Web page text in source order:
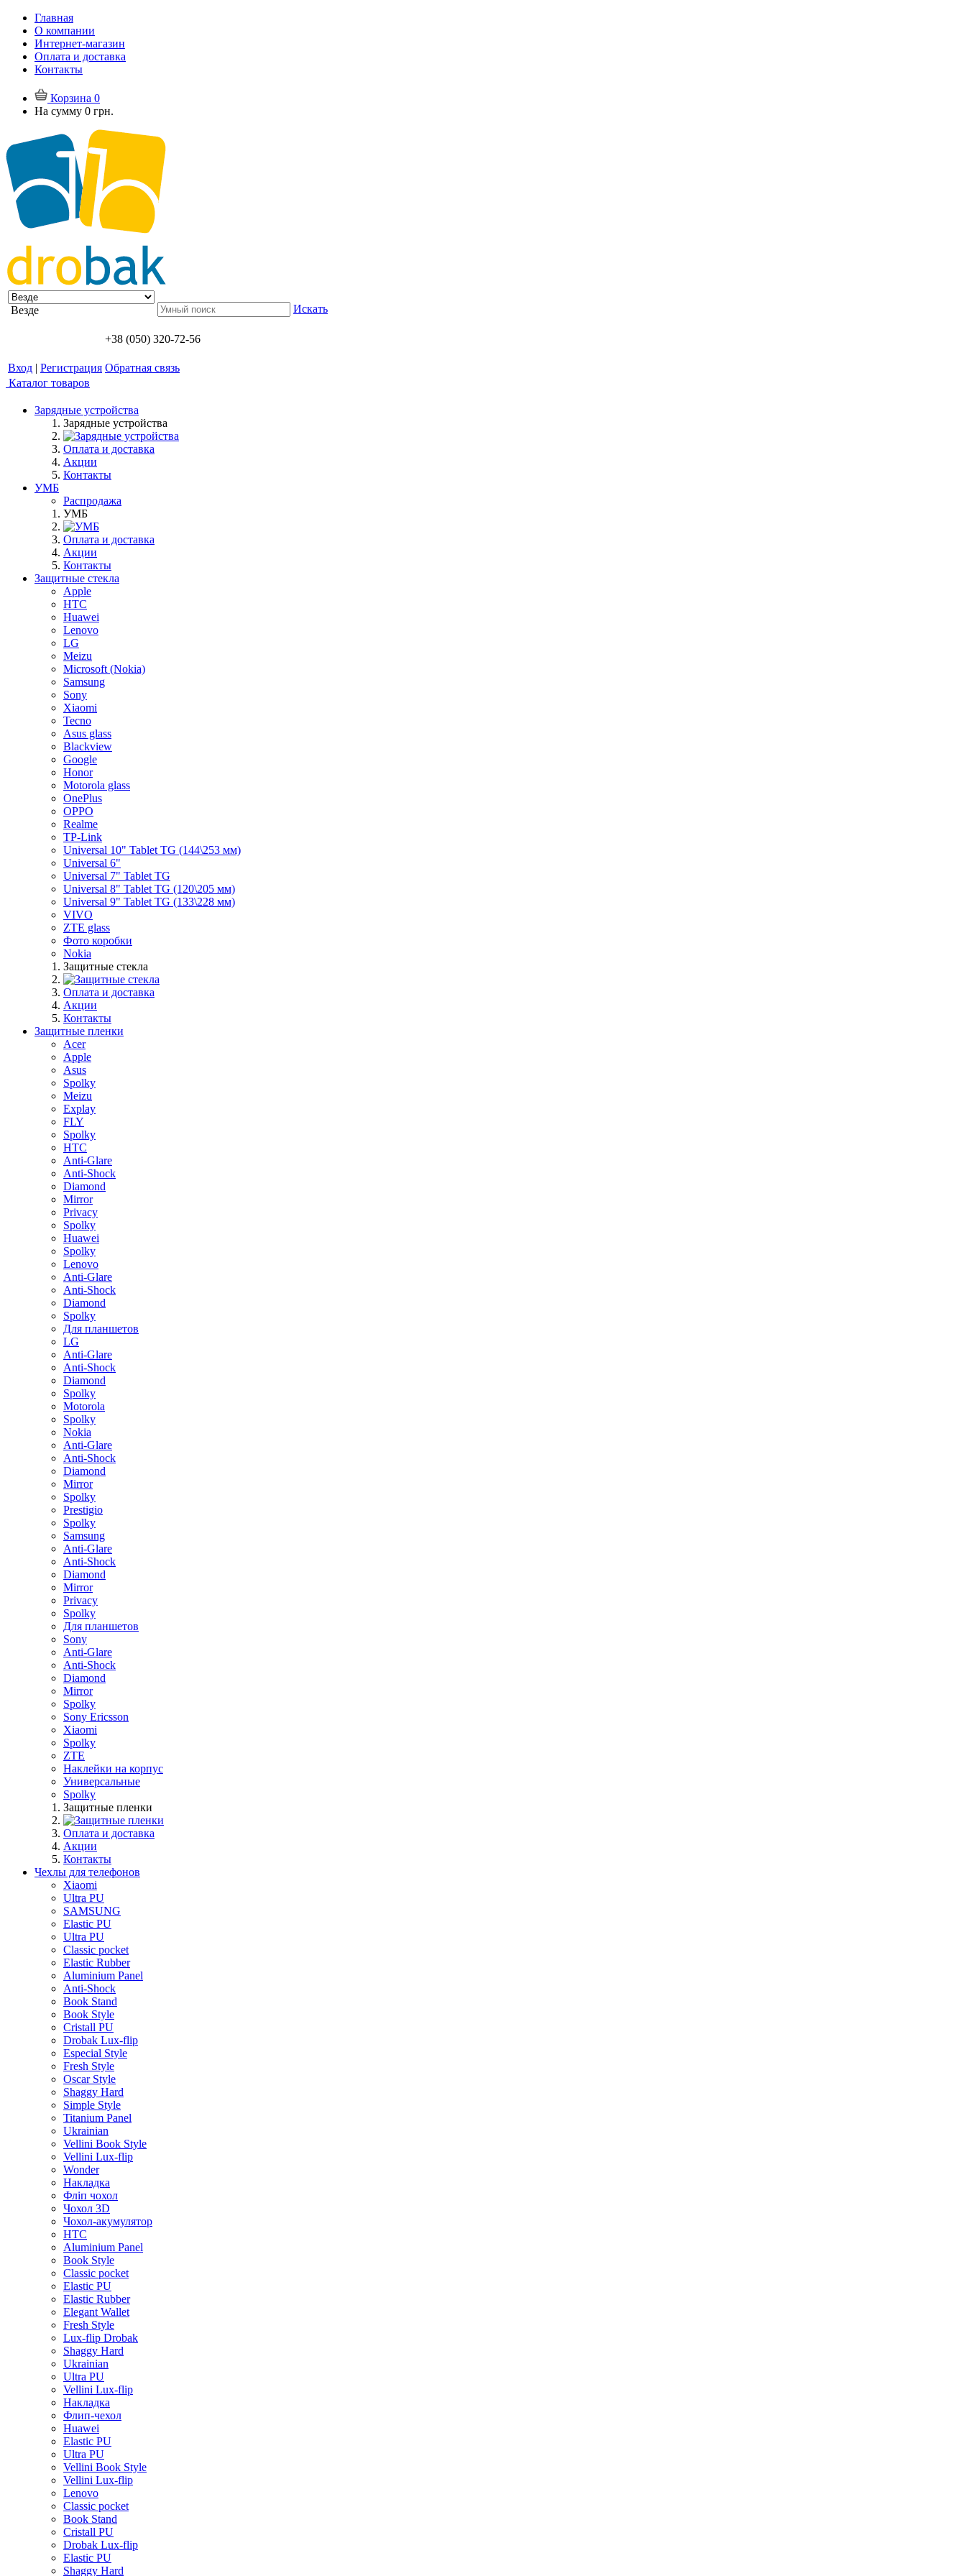
Главная
О компании
Интернет-магазин
Оплата и доставка
Контакты
Корзина 0
На сумму 0 грн.
Везде Искать
+38 (050) 320-72-56
Вход | Регистрация Обратная связь
Каталог товаров
Зарядные устройства
Зарядные устройства
Оплата и доставка
Акции
Контакты
УМБ
Распродажа
УМБ
Оплата и доставка
Акции
Контакты
Защитные стекла
Apple
HTC
Huawei
Lenovo
LG
Meizu
Microsoft (Nokia)
Samsung
Sony
Xiaomi
Tecno
Asus glass
Blackview
Google
Honor
Motorola glass
OnePlus
OPPO
Realme
TP-Link
Universal 10" Tablet TG (144\253 мм)
Universal 6"
Universal 7" Tablet TG
Universal 8" Tablet TG (120\205 мм)
Universal 9" Tablet TG (133\228 мм)
VIVO
ZTE glass
Фото коробки
Nokia
Защитные стекла
Оплата и доставка
Акции
Контакты
Защитные пленки
Acer
Apple
Asus
Spolky
Meizu
Explay
FLY
Spolky
HTC
Anti-Glare
Anti-Shock
Diamond
Mirror
Privacy
Spolky
Huawei
Spolky
Lenovo
Anti-Glare
Anti-Shock
Diamond
Spolky
Для планшетов
LG
Anti-Glare
Anti-Shock
Diamond
Spolky
Motorola
Spolky
Nokia
Anti-Glare
Anti-Shock
Diamond
Mirror
Spolky
Prestigio
Spolky
Samsung
Anti-Glare
Anti-Shock
Diamond
Mirror
Privacy
Spolky
Для планшетов
Sony
Anti-Glare
Anti-Shock
Diamond
Mirror
Spolky
Sony Ericsson
Xiaomi
Spolky
ZTE
Наклейки на корпус
Универсальные
Spolky
Защитные пленки
Оплата и доставка
Акции
Контакты
Чехлы для телефонов
Xiaomi
Ultra PU
SAMSUNG
Elastic PU
Ultra PU
Classic pocket
Elastic Rubber
Aluminium Panel
Anti-Shock
Book Stand
Book Style
Cristall PU
Drobak Lux-flip
Especial Style
Fresh Style
Oscar Style
Shaggy Hard
Simple Style
Titanium Panel
Ukrainian
Vellini Book Style
Vellini Lux-flip
Wonder
Накладка
Фліп чохол
Чохол 3D
Чохол-акумулятор
HTC
Aluminium Panel
Book Style
Classic pocket
Elastic PU
Elastic Rubber
Elegant Wallet
Fresh Style
Lux-flip Drobak
Shaggy Hard
Ukrainian
Ultra PU
Vellini Lux-flip
Накладка
Флип-чехол
Huawei
Elastic PU
Ultra PU
Vellini Book Style
Vellini Lux-flip
Lenovo
Classic pocket
Book Stand
Cristall PU
Drobak Lux-flip
Elastic PU
Shaggy Hard